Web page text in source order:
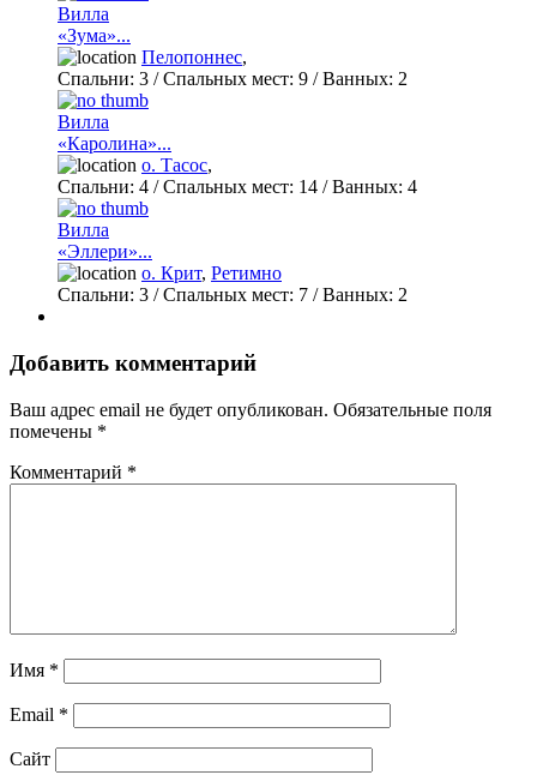
Вилла
«Зума»...
Пелопоннес,
Спальни: 3 / Спальных мест: 9 /Ванных: 2
Вилла
«Каролина»...
о. Тасос,
Спальни: 4 / Спальных мест: 14 /Ванных: 4
Вилла
«Эллери»...
о. Крит, Ретимно
Спальни: 3 / Спальных мест: 7 /Ванных: 2
Добавить комментарий
Ваш адрес email не будет опубликован. Обязательные поля
помечены *
Комментарий *
Имя *
Email *
Сайт